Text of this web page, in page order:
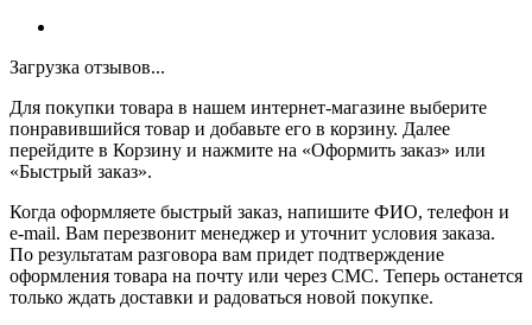
Загрузка отзывов...
Для покупки товара в нашем интернет-магазине выберите
понравившийся товар и добавьте его в корзину. Далее
перейдите в Корзину и нажмите на «Оформить заказ» или
«Быстрый заказ».
Когда оформляете быстрый заказ, напишите ФИО, телефон и
e-mail. Вам перезвонит менеджер и уточнит условия заказа.
По результатам разговора вам придет подтверждение
оформления товара на почту или через СМС. Теперь останется
только ждать доставки и радоваться новой покупке.